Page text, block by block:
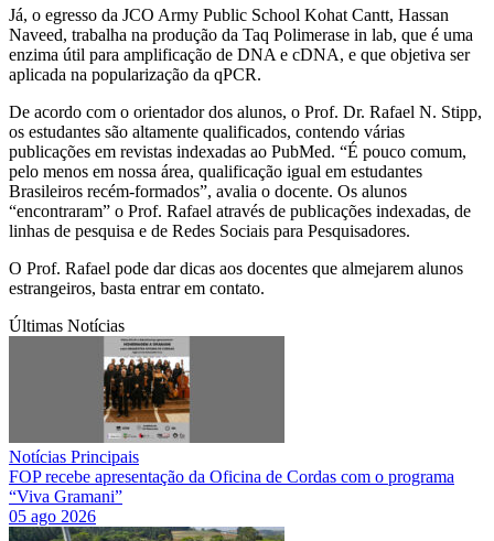
Já, o egresso da JCO Army Public School Kohat Cantt, Hassan
Naveed, trabalha na produção da Taq Polimerase in lab, que é uma
enzima útil para amplificação de DNA e cDNA, e que objetiva ser
aplicada na popularização da qPCR.
De acordo com o orientador dos alunos, o Prof. Dr. Rafael N. Stipp,
os estudantes são altamente qualificados, contendo várias
publicações em revistas indexadas ao PubMed. “É pouco comum,
pelo menos em nossa área, qualificação igual em estudantes
Brasileiros recém-formados”, avalia o docente. Os alunos
“encontraram” o Prof. Rafael através de publicações indexadas, de
linhas de pesquisa e de Redes Sociais para Pesquisadores.
O Prof. Rafael pode dar dicas aos docentes que almejarem alunos
estrangeiros, basta entrar em contato.
Últimas Notícias
Notícias Principais
FOP recebe apresentação da Oficina de Cordas com o programa
“Viva Gramani”
05 ago 2026